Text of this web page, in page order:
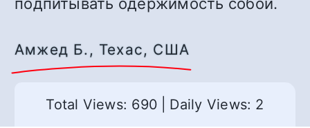
Амжед Б., Техас, США
Total Views: 690 Daily Views: 2